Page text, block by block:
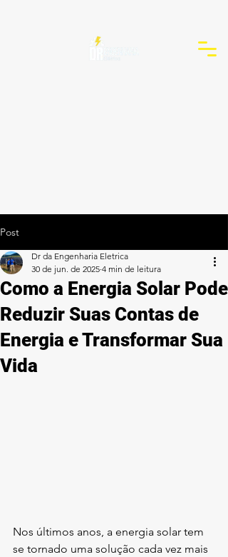
Post
Como a Energia Solar Pode
Reduzir Suas Contas de
Energia e Transformar Sua
Vida
Dr da Engenharia Eletrica
30 de jun. de 2025 4 min de leitura
Nos últimos anos, a energia solar tem
se tornado uma solução cada vez mais